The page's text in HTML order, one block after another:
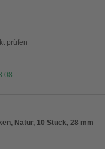
prüfen
Natur, 10 Stück, 28 mm